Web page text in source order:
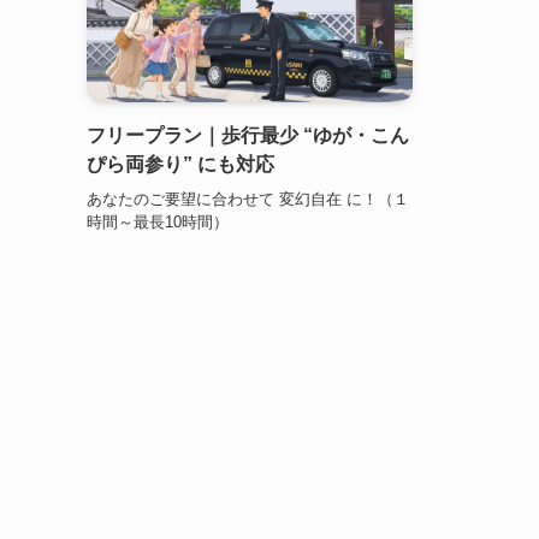
フリープラン｜歩行最少 “ゆが・こん
ぴら両参り” にも対応
あなたのご要望に合わせて 変幻自在 に！（１
時間～最長10時間）